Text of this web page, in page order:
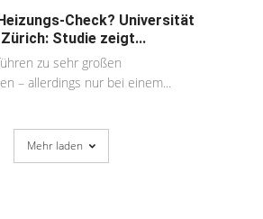
Check? Universität
Studie zeigt...
zu sehr großen
– allerdings nur bei einem...
Mehr laden